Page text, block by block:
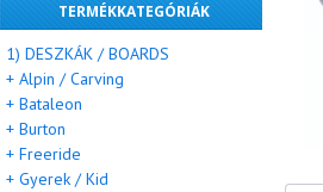
TERMÉKKATEGÓRIÁK
1) DESZKÁK / BOARDS
+ Alpin / Carving
+ Bataleon
+ Burton
+ Freeride
+ Gyerek / Kid